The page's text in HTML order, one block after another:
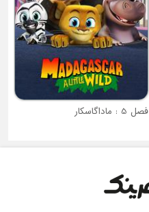
فصل 5 : ماداگاسکار